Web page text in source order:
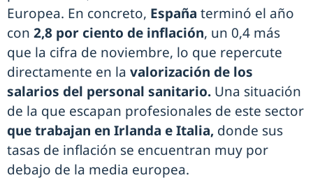
Europea. En concreto, España terminó el año
con 2,8 por ciento de inflación, un 0,4 más
que la cifra de noviembre, lo que repercute
directamente en la valorización de los
salarios del personal sanitario. Una situación
de la que escapan profesionales de este sector
que trabajan en Irlanda e Italia, donde sus
tasas de inflación se encuentran muy por
debajo de la media europea.